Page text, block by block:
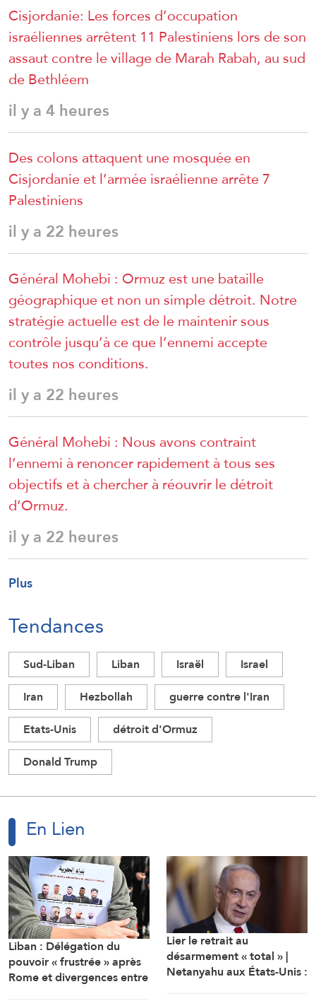
Cisjordanie: Les forces d’occupation
israéliennes arrêtent 11 Palestiniens lors de son
assaut contre le village de Marah Rabah, au sud
de Bethléem
il y a 4 heures
Des colons attaquent une mosquée en
Cisjordanie et l’armée israélienne arrête 7
Palestiniens
il y a 22 heures
Général Mohebi : Ormuz est une bataille
géographique et non un simple détroit. Notre
stratégie actuelle est de le maintenir sous
contrôle jusqu’à ce que l’ennemi accepte
toutes nos conditions.
il y a 22 heures
Général Mohebi : Nous avons contraint
l’ennemi à renoncer rapidement à tous ses
objectifs et à chercher à réouvrir le détroit
d’Ormuz.
il y a 22 heures
Plus
Tendances
Sud-Liban Liban Israël
Israel
Iran
Hezbollah
guerre contre l'Iran
Etats-Unis
détroit d'Ormuz
Donald Trump
En Lien
Liban : Délégation du
pouvoir « frustrée » après
Rome et divergences entre
Lier le retrait au
désarmement « total » |
Netanyahu aux États-Unis :